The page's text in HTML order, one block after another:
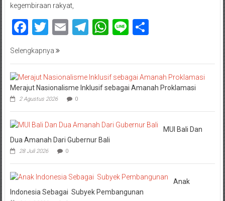
kegembiraan rakyat,
Facebook
Twitter
EmailTelegram
WhatsApp
LineShare
Selengkapnya
Merajut Nasionalisme Inklusif sebagai Amanah Proklamasi
2 Agustus 2026 0
MUI Bali Dan
Dua Amanah Dari Gubernur Bali
28 Juli 2026 0
Anak
Indonesia Sebagai Subyek Pembangunan